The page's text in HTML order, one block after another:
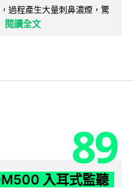
過程產生大量刺鼻濃煙，驚
閱讀全文
89
M500 入耳式監聽